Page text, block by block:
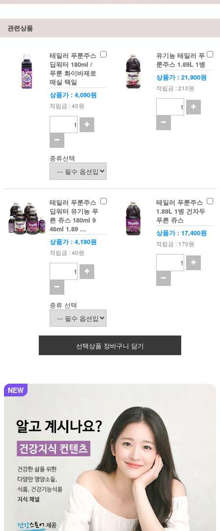
관련상품
테일러 푸룬주스
딥워터 180ml /
푸룬 화이바제로
매실 택일
상품가 : 4,090원
적립금 : 40원
종류선택
유기농 테일러 푸
룬주스 1.89L 1병
상품가 : 21,900원
적립금 : 210원
테일러 푸룬주스
딥워터 유기농 푸
른 쥬스 180ml 9
46ml 1.89 ...
상품가 : 4,190원
적립금 : 40원
종류 선택
테일러 푸룬주스
1.89L 1병 건자두
푸른 쥬스
상품가 : 17,400원
적립금 : 170원
선택상품 장바구니 담기
NEW